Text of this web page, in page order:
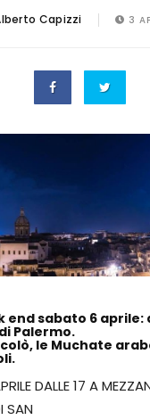
Capizzi 3
end sabato 6
Palermo.
le Muchate
DALLE 17 A
SAN